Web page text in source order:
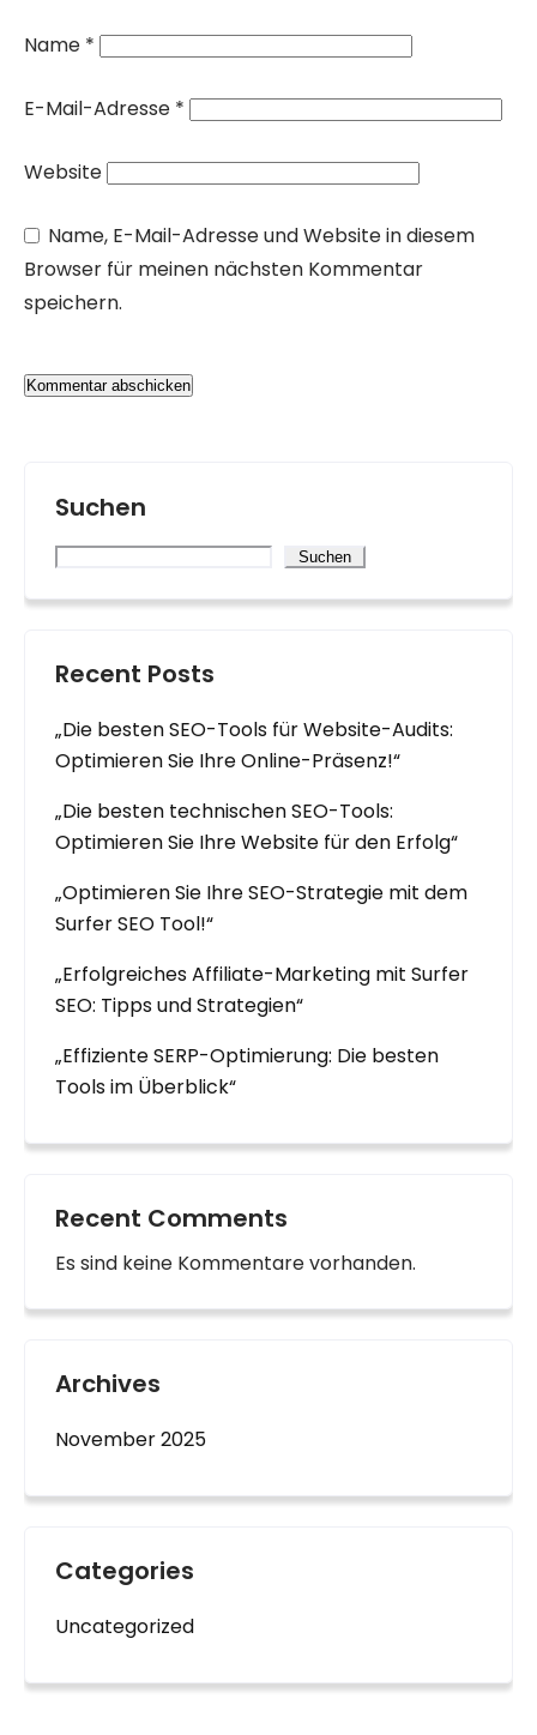
Name *
E-Mail-Adresse *
Website
Name, E-Mail-Adresse und Website in diesem
Browser für meinen nächsten Kommentar
speichern.
Suchen
Suchen
Recent Posts
„Die besten SEO-Tools für Website-Audits:
Optimieren Sie Ihre Online-Präsenz!“
„Die besten technischen SEO-Tools:
Optimieren Sie Ihre Website für den Erfolg“
„Optimieren Sie Ihre SEO-Strategie mit dem
Surfer SEO Tool!“
„Erfolgreiches Affiliate-Marketing mit Surfer
SEO: Tipps und Strategien“
„Effiziente SERP-Optimierung: Die besten
Tools im Überblick“
Recent Comments
Es sind keine Kommentare vorhanden.
Archives
November 2025
Categories
Uncategorized